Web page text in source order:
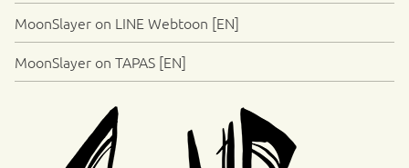
MoonSlayer on LINE Webtoon [EN]
MoonSlayer on TAPAS [EN]